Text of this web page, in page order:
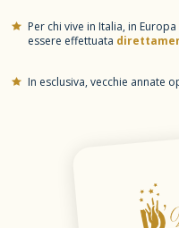
Per chi vive in Italia, in
essere effettuata
In esclusiva, vecchie annate